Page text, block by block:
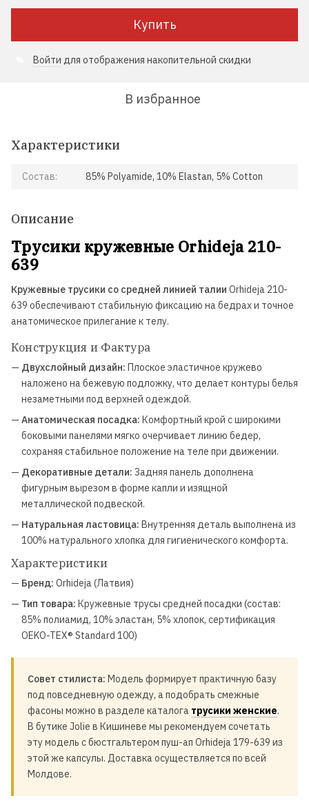
Купить
Войти для отображения накопительной скидки
В избранное
Характеристики
Состав: 85% Polyamide, 10% Elastan, 5% Cotton
Описание
Трусики кружевные Orhideja 210-
639
Кружевные трусики со средней линией талии Orhideja 210-
639 обеспечивают стабильную фиксацию на бедрах и точное
анатомическое прилегание к телу.
Конструкция и Фактура
— Двухслойный дизайн: Плоское эластичное кружево
наложено на бежевую подложку, что делает контуры белья
незаметными под верхней одеждой.
— Анатомическая посадка: Комфортный крой с широкими
боковыми панелями мягко очерчивает линию бедер,
сохраняя стабильное положение на теле при движении.
— Декоративные детали: Задняя панель дополнена
фигурным вырезом в форме капли и изящной
металлической подвеской.
— Натуральная ластовица: Внутренняя деталь выполнена из
100% натурального хлопка для гигиенического комфорта.
Характеристики
— Бренд: Orhideja (Латвия)
— Тип товара: Кружевные трусы средней посадки (состав:
85% полиамид, 10% эластан, 5% хлопок, сертификация
OEKO-TEX® Standard 100)
Совет стилиста: Модель формирует практичную базу
под повседневную одежду, а подобрать смежные
фасоны можно в разделе каталога трусики женские.
В бутике Jolie в Кишиневе мы рекомендуем сочетать
эту модель с бюстгальтером пуш-ап Orhideja 179-639 из
этой же капсулы. Доставка осуществляется по всей
Молдове.